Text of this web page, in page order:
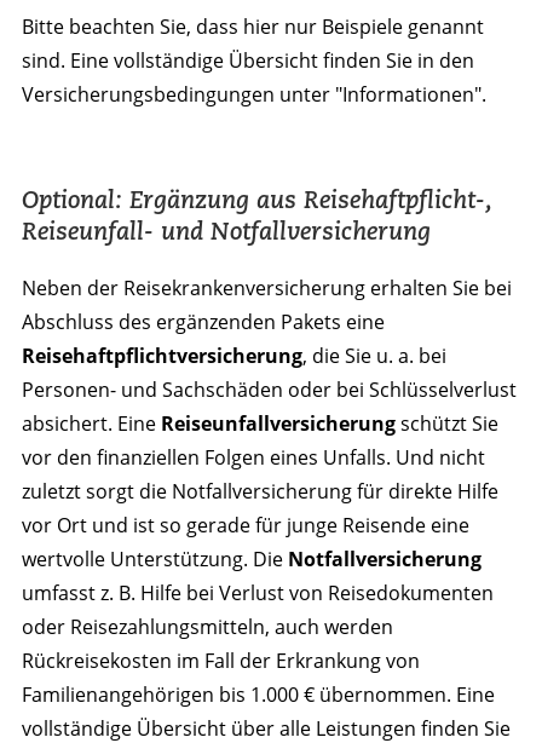
Bitte beachten Sie, dass hier nur Beispiele genannt
sind. Eine vollständige Übersicht finden Sie in den
Versicherungsbedingungen unter "Informationen".
Optional: Ergänzung aus Reisehaftpflicht-,
Reiseunfall- und Notfallversicherung
Neben der Reisekrankenversicherung erhalten Sie bei
Abschluss des ergänzenden Pakets eine
Reisehaftpflichtversicherung, die Sie u. a. bei
Personen- und Sachschäden oder bei Schlüsselverlust
absichert. Eine Reiseunfallversicherungschützt Sie
vor den finanziellen Folgen eines Unfalls. Und nicht
zuletzt sorgt die Notfallversicherung für direkte Hilfe
vor Ort und ist so gerade für junge Reisende eine
wertvolle Unterstützung. Die Notfallversicherung
umfasst z. B. Hilfe bei Verlust von Reisedokumenten
oder Reisezahlungsmitteln, auch werden
Rückreisekosten im Fall der Erkrankung von
Familienangehörigen bis 1.000 € übernommen. Eine
vollständige Übersicht über alle Leistungen finden Sie